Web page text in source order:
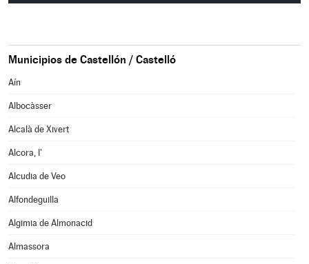
Municipios de Castellón / Castelló
Aín
Albocàsser
Alcalà de Xivert
Alcora, l'
Alcudia de Veo
Alfondeguilla
Algimia de Almonacid
Almassora